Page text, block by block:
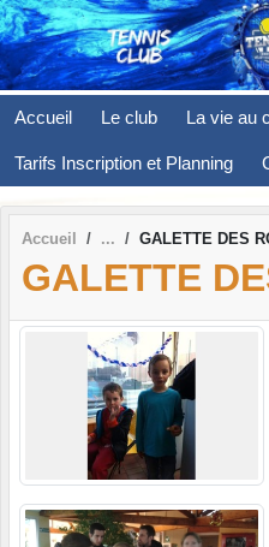
Accueil Le club La vie au
Tarifs Inscription et Planning
Accueil GALETTE DES
GALETTE
Panneau de gestion des